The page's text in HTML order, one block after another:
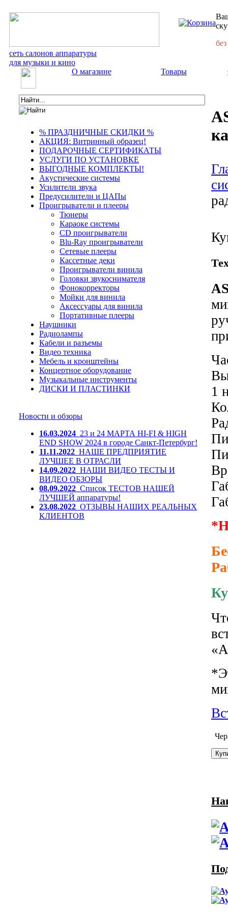
сеть салонов аппаратуры
для музыки и кино
О магазине Товары
% ПРАЗДНИЧНЫЕ СКИДКИ %
АКЦИЯ: Витринный образец!
ПОДАРОЧНЫЕ СЕРТИФИКАТЫ
УСЛУГИ ПО УСТАНОВКЕ
ВЫГОДНЫЕ КОМПЛЕКТЫ!
Акустические системы
Усилители звука
Предусилители и ЦАПы
Проигрыватели и плееры
Тюнеры
Караоке системы
CD проигрыватели
Blu-Ray проигрыватели
Сетевые плееры
Кассетные деки
Проигрыватели винила
Головки звукоснимателя
Фонокорректоры
Мойки для винила
Аксессуары для винила
Портативные плееры
Наушники
Радиолампы
Кабели и разъемы
Видео техника
Мебель и кронштейны
Концертное оборудование
Музыкальные инструменты
ДИСКИ И ПЛАСТИНКИ
Новости и обзоры
16.03.2024 23 и 24 МАРТА HI-FI & HIGH
END SHOW 2024 в городе Санкт-Петербург!
11.11.2022 НАШЕ ПРЕДПРИЯТИЕ
ЛУЧШЕЕ В ОТРАСЛИ
14.09.2022 НАШИ ВИДЕО ТЕСТЫ И
ВИДЕО ОБЗОРЫ
08.09.2022 Список ТЕСТОВ НАШЕЙ
ЛУЧШЕЙ аппаратуры!
23.08.2022 ОТЗЫВЫ НАШИХ РЕАЛЬНЫХ
КЛИЕНТОВ
1